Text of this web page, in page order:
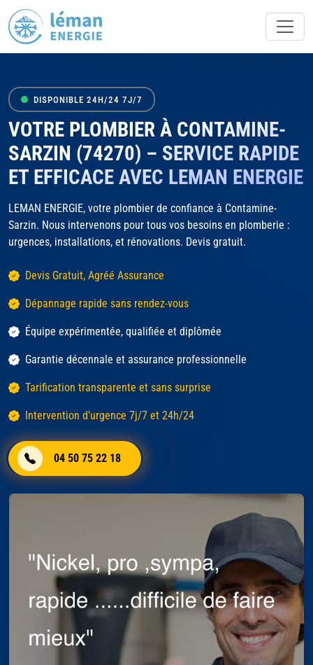
DISPONIBLE 24H/24 7J/7
VOTRE PLOMBIER À CONTAMINE-
SARZIN (74270) – SERVICE RAPIDE
ET EFFICACE AVEC LEMAN ENERGIE
LEMAN ENERGIE, votre plombier de confiance à Contamine-
Sarzin. Nous intervenons pour tous vos besoins en plomberie :
urgences, installations, et rénovations. Devis gratuit.
Devis Gratuit, Agréé Assurance
Dépannage rapide sans rendez-vous
Équipe expérimentée, qualifiée et diplômée
Garantie décennale et assurance professionnelle
Tarification transparente et sans surprise
Intervention d’urgence 7j/7 et 24h/24
04 50 75 22 18